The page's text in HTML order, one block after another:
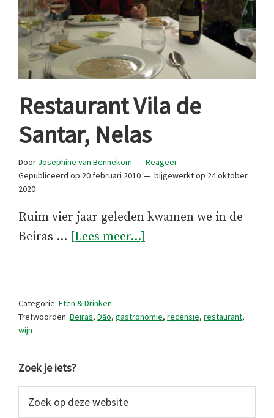
Restaurant Vila de
Santar, Nelas
Door Josephine van Bennekom
Reageer
Gepubliceerd op 20 februari 2010 bijgewerkt op 24 oktober
2020
Ruim vier jaar geleden kwamen we in de
Beiras … [Lees meer...]
Nelas
Categorie: Eten & Drinken
Trefwoorden: Beiras, Dão, gastronomie, recensie, restaurant,
wijn
Primaire
Sidebar
Zoek je iets?
op